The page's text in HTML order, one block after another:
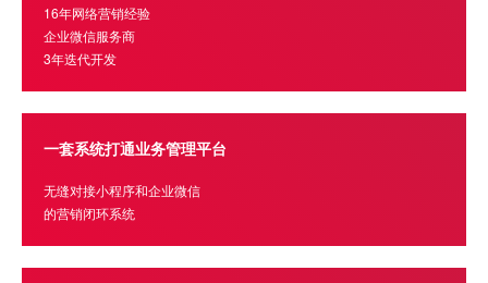
16年网络营销经验
企业微信服务商
3年迭代开发
一套系统打通业务管理平台
无缝对接小程序和企业微信
的营销闭环系统